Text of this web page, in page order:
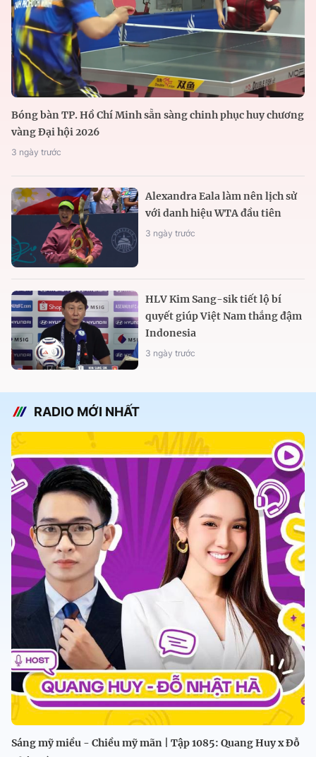
Bóng bàn TP. Hồ Chí Minh sẵn sàng chinh phục huy chương
vàng Đại hội 2026
3 ngày trước
Alexandra Eala làm nên lịch sử
với danh hiệu WTA đầu tiên
3 ngày trước
HLV Kim Sang-sik tiết lộ bí
quyết giúp Việt Nam thắng đậm
Indonesia
3 ngày trước
RADIO MỚI NHẤT
Sáng mỹ miều - Chiều mỹ mãn | Tập 1085: Quang Huy x Đỗ